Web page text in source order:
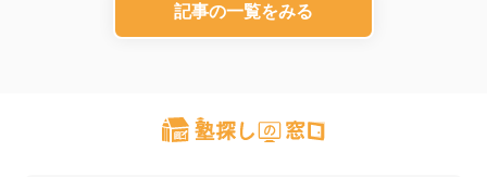
記事の一覧をみる